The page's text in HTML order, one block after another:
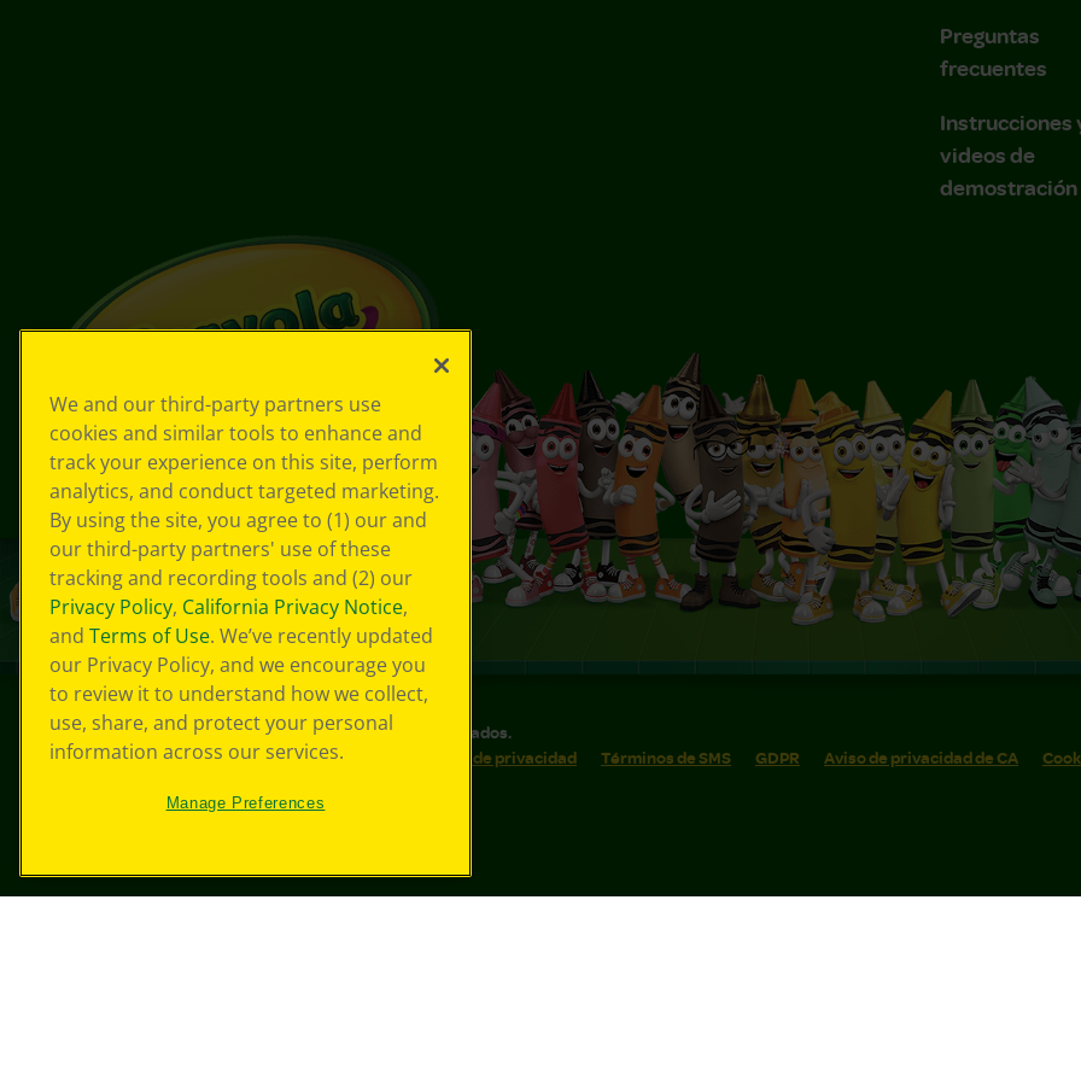
Preguntas
frecuentes
Instrucciones
videos de
demostración
© 2026 Crayola® Todos los derechos reservados.
Sus opciones de privacidad
Política de privacidad Términos de SMS GDPR Aviso de privacidad de CA
We and our third-party partners use
cookies and similar tools to enhance and
track your experience on this site, perform
analytics, and conduct targeted marketing.
By using the site, you agree to (1) our and
our third-party partners' use of these
tracking and recording tools and (2) our
Privacy Policy, California Privacy Notice,
and Terms of Use. We’ve recently updated
our Privacy Policy, and we encourage you
to review it to understand how we collect,
use, share, and protect your personal
information across our services.
Manage Preferences